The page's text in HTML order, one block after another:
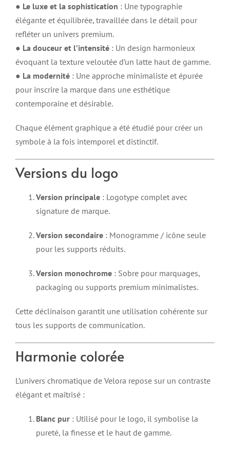
● Le luxe et la sophistication : Une typographie
élégante et équilibrée, travaillée dans le détail pour
refléter un univers premium.
● La douceur et l’intensité : Un design harmonieux
évoquant la texture veloutée d’un latte haut de gamme.
● La modernité : Une approche minimaliste et épurée
pour inscrire la marque dans une esthétique
contemporaine et désirable.
Chaque élément graphique a été étudié pour créer un
symbole à la fois intemporel et distinctif.
Versions du logo
Version principale : Logotype complet avec
signature de marque.
Version secondaire : Monogramme / icône seule
pour les supports réduits.
Version monochrome : Sobre pour marquages,
packaging ou supports premium minimalistes.
Cette déclinaison garantit une utilisation cohérente sur
tous les supports de communication.
Harmonie colorée
L’univers chromatique de Velora repose sur un contraste
élégant et maîtrisé :
Blanc pur : Utilisé pour le logo, il symbolise la
pureté, la finesse et le haut de gamme.